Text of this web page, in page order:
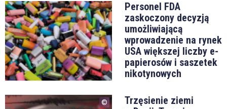
Personel FDA
zaskoczony decyzją
umożliwiającą
wprowadzenie na rynek
USA większej liczby e-
papierosów i saszetek
nikotynowych
Trzęsienie ziemi